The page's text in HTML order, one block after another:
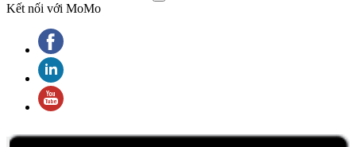
Kết nối với MoMo